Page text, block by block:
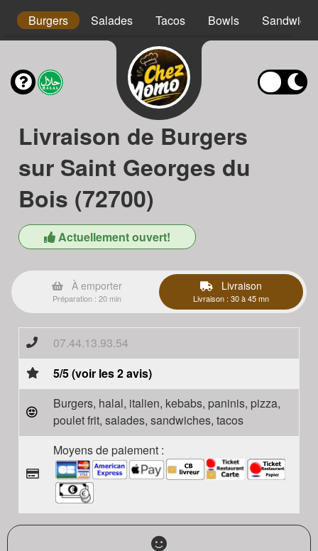
Burgers Salades Tacos Bowls Sandwichs
Livraison de Burgers
sur Saint Georges du
Bois (72700)
Actuellement ouvert!
À emporter
Préparation : 20 min
Livraison
Livraison : 30 à 45 mn
07.44.13.93.54
5/5 (voir les 2 avis)
Burgers, halal, italien, kebabs, paninis, pizza,
poulet frit, salades, sandwiches, tacos
Moyens de paiement :